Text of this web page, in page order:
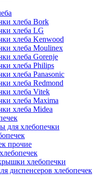
хлеба Bork
хлеба LG
хлеба Kenwood
хлеба Moulinex
хлеба Gorenje
хлеба Philips
хлеба Panasonic
хлеба Redmond
хлеба Vitek
хлеба Maxima
хлеба Midea
для хлебопечки
прочие
хлебопечки
диспенсеров хлебопечек